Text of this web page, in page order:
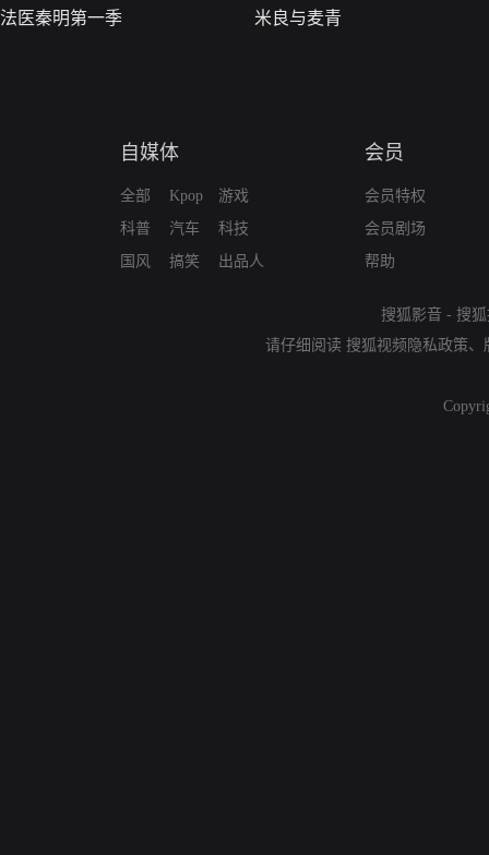
法医秦明第一季 米良与麦青
自媒体
全部
科普
国风
Kpop
汽车
搞笑
游戏
科技
出品人
会员
会员特权
会员剧场
帮助
搜狐影音 - 搜
请仔细阅读 搜狐视频隐私政策、